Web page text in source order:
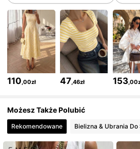
4,74 99K Obserwujący
99K Obserwujący
4,74 99K Obserwujący
110 ,00zł 47 ,46zł 153
Możesz Także Polubić
Rekomendowane Bielizna & Ubrania Do